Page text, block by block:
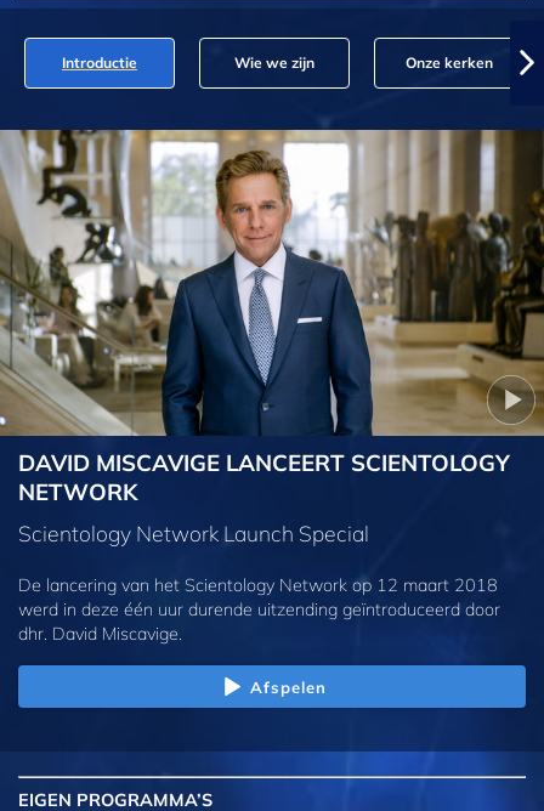
Introductie Wie we zijn Onze kerken
DAVID MISCAVIGE LANCEERT SCIENTOLOGY
NETWORK
Scientology Network Launch Special
De lancering van het Scientology Network op 12 maart 2018
werd in deze één uur durende uitzending geïntroduceerd door
dhr. David Miscavige.
Afspelen
EIGEN PROGRAMMA’S